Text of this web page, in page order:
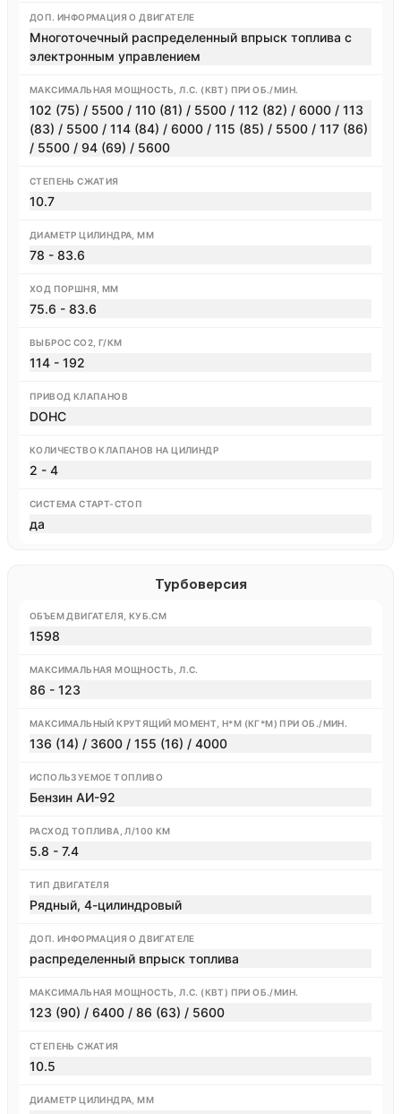
ДОП. ИНФОРМАЦИЯ О ДВИГАТЕЛЕ
Многоточечный распределенный впрыск топлива с
электронным управлением
МАКСИМАЛЬНАЯ МОЩНОСТЬ, Л.С. (КВТ) ПРИ ОБ./МИН.
102 (75) / 5500 / 110 (81) / 5500 / 112 (82) / 6000 / 113
(83) / 5500 / 114 (84) / 6000 / 115 (85) / 5500 / 117 (86)
/ 5500 / 94 (69) / 5600
СТЕПЕНЬ СЖАТИЯ
10.7
ДИАМЕТР ЦИЛИНДРА, ММ
78 - 83.6
ХОД ПОРШНЯ, ММ
75.6 - 83.6
ВЫБРОС CO2, Г/КМ
114 - 192
ПРИВОД КЛАПАНОВ
DOHC
КОЛИЧЕСТВО КЛАПАНОВ НА ЦИЛИНДР
2 - 4
СИСТЕМА СТАРТ-СТОП
да
Турбоверсия
ОБЪЕМ ДВИГАТЕЛЯ, КУБ.СМ
1598
МАКСИМАЛЬНАЯ МОЩНОСТЬ, Л.С.
86 - 123
МАКСИМАЛЬНЫЙ КРУТЯЩИЙ МОМЕНТ, Н*М (КГ*М) ПРИ ОБ./МИН.
136 (14) / 3600 / 155 (16) / 4000
ИСПОЛЬЗУЕМОЕ ТОПЛИВО
Бензин АИ-92
РАСХОД ТОПЛИВА, Л/100 КМ
5.8 - 7.4
ТИП ДВИГАТЕЛЯ
Рядный, 4-цилиндровый
ДОП. ИНФОРМАЦИЯ О ДВИГАТЕЛЕ
распределенный впрыск топлива
МАКСИМАЛЬНАЯ МОЩНОСТЬ, Л.С. (КВТ) ПРИ ОБ./МИН.
123 (90) / 6400 / 86 (63) / 5600
СТЕПЕНЬ СЖАТИЯ
10.5
ДИАМЕТР ЦИЛИНДРА, ММ